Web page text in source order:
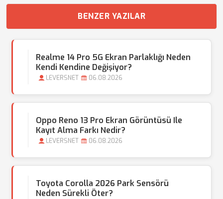
BENZER YAZILAR
Realme 14 Pro 5G Ekran Parlaklığı Neden
Kendi Kendine Değişiyor?
LEVERSNET 06.08.2026
Oppo Reno 13 Pro Ekran Görüntüsü Ile
Kayıt Alma Farkı Nedir?
LEVERSNET 06.08.2026
Toyota Corolla 2026 Park Sensörü
Neden Sürekli Öter?